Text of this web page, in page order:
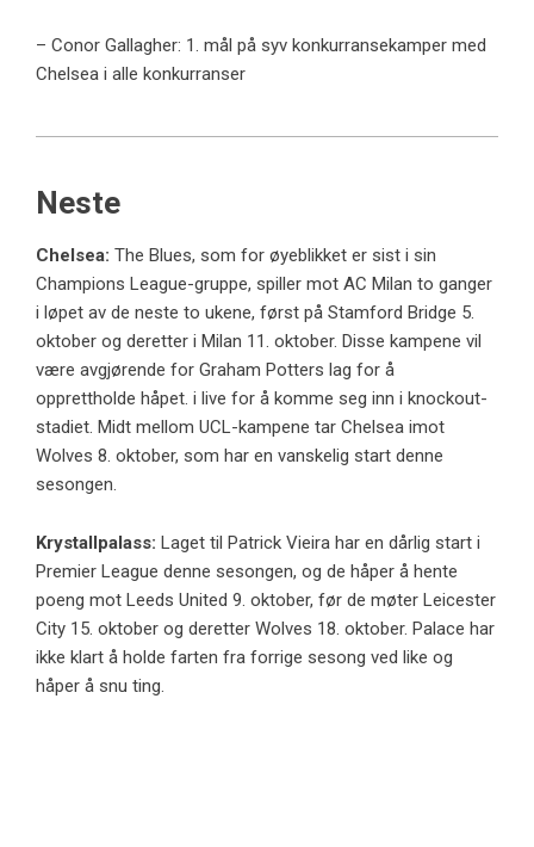
– Conor Gallagher: 1. mål på syv konkurransekamper med
Chelsea i alle konkurranser
Neste
Chelsea: The Blues, som for øyeblikket er sist i sin
Champions League-gruppe, spiller mot AC Milan to ganger
i løpet av de neste to ukene, først på Stamford Bridge 5.
oktober og deretter i Milan 11. oktober. Disse kampene vil
være avgjørende for Graham Potters lag for å
opprettholde håpet. i live for å komme seg inn i knockout-
stadiet. Midt mellom UCL-kampene tar Chelsea imot
Wolves 8. oktober, som har en vanskelig start denne
sesongen.
Krystallpalass: Laget til Patrick Vieira har en dårlig start i
Premier League denne sesongen, og de håper å hente
poeng mot Leeds United 9. oktober, før de møter Leicester
City 15. oktober og deretter Wolves 18. oktober. Palace har
ikke klart å holde farten fra forrige sesong ved like og
håper å snu ting.